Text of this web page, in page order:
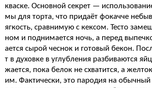
кваске. Основной секрет —
мы для торта, что придаёт фокачче
ягкость, сравнимую с кексом. Тесто
ном и поднимается ночь, а перед
ается сырой чеснок и готовый бекон.
т в духовке в углубления разбиваются
жается, пока белок не схватится, а
им. Фактически, это пародия на обычный